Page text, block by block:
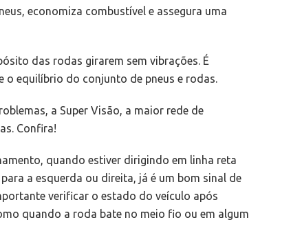
economiza combustível e assegura uma
das rodas girarem sem vibrações. É
o equilíbrio do conjunto de pneus e rodas.
a Super Visão, a maior rede de
Confira!
quando estiver dirigindo em linha reta
a esquerda ou direita, já é um bom sinal de
verificar o estado do veículo após
quando a roda bate no meio fio ou em algum